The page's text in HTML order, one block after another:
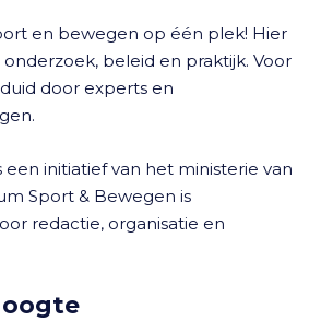
en bewegen op één plek! Hier
beleid en praktijk. Voor
door experts en
een initiatief van het ministerie van
Sport & Bewegen is
redactie, organisatie en